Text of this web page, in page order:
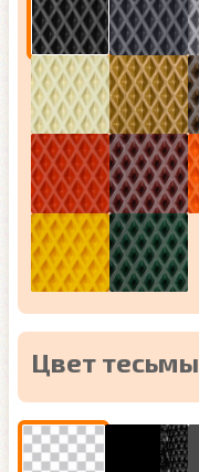
Цвет тесьмы